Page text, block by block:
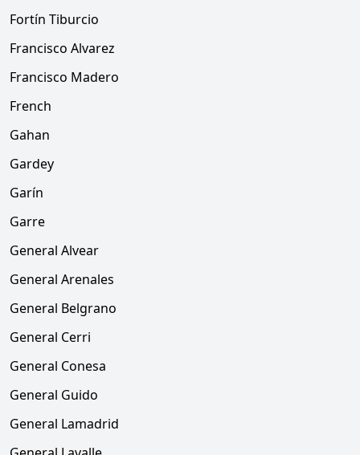
Fortín Tiburcio
Francisco Alvarez
Francisco Madero
French
Gahan
Gardey
Garín
Garre
General Alvear
General Arenales
General Belgrano
General Cerri
General Conesa
General Guido
General Lamadrid